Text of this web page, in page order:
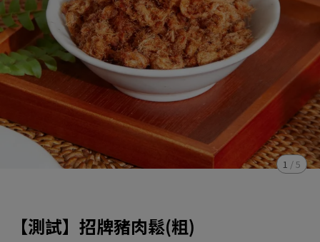
1 /5
【測試】招牌豬肉鬆(粗)